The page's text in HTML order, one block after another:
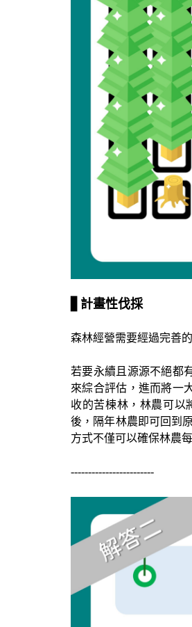
計畫性伐採
森林經營需要經過完善
若要永續且源源不絕都
來綜合評估，進而將一
收的苦楝林，林農可以
後，隔年林農即可回到
方式不僅可以確保林農
------------------------